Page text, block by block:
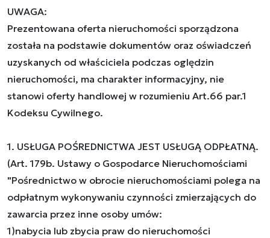
UWAGA:
Prezentowana oferta nieruchomości sporządzona
została na podstawie dokumentów oraz oświadczeń
uzyskanych od właściciela podczas oględzin
nieruchomości, ma charakter informacyjny, nie
stanowi oferty handlowej w rozumieniu Art.66 par.1
Kodeksu Cywilnego.
1. USŁUGA POŚREDNICTWA JEST USŁUGĄ ODPŁATNĄ.
(Art. 179b. Ustawy o Gospodarce Nieruchomościami
"Pośrednictwo w obrocie nieruchomościami polega na
odpłatnym wykonywaniu czynności zmierzających do
zawarcia przez inne osoby umów:
1)nabycia lub zbycia praw do nieruchomości